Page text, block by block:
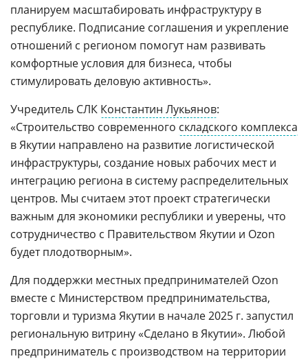
планируем масштабировать инфраструктуру в
республике. Подписание соглашения и укрепление
отношений с регионом помогут нам развивать
комфортные условия для бизнеса, чтобы
стимулировать деловую активность».
Учредитель СЛК Константин Лукьянов:
«Строительство современного складского комплекса
в Якутии направлено на развитие логистической
инфраструктуры, создание новых рабочих мест и
интеграцию региона в систему распределительных
центров. Мы считаем этот проект стратегически
важным для экономики республики и уверены, что
сотрудничество с Правительством Якутии и Ozon
будет плодотворным».
Для поддержки местных предпринимателей Ozon
вместе с Министерством предпринимательства,
торговли и туризма Якутии в начале 2025 г. запустил
региональную витрину «Сделано в Якутии». Любой
предприниматель с производством на территории